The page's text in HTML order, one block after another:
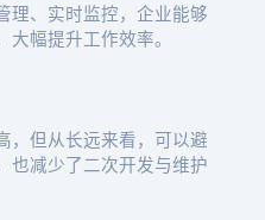
理、实时监控，企业能够
幅提升工作效率。
，但从长远来看，可以避
也减少了二次开发与维护